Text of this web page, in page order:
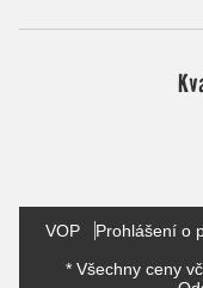
VOP Prohlášení o
* Všechny ceny